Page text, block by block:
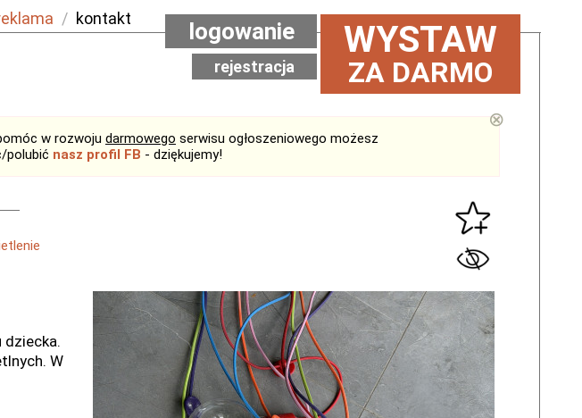
/ kontakt WYSTAW
ZA DARMO
logowanie
rejestracja
w rozwoju darmowego serwisu ogłoszeniowego możesz
polubić nasz profil FB - dziękujemy!
⊗
dziecka.
W